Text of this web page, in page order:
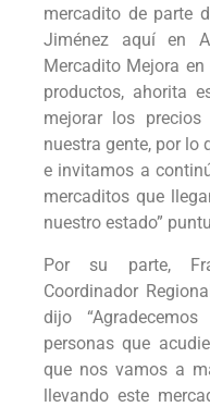
mercadito de parte
Jiménez aquí en
Mercadito Mejora
productos, ahorita
mejorar los
nuestra gente, por lo
e invitamos a
mercaditos que
nuestro estado”
Por su parte,
Coordinador
dijo
personas que
que nos vamos a
llevando este